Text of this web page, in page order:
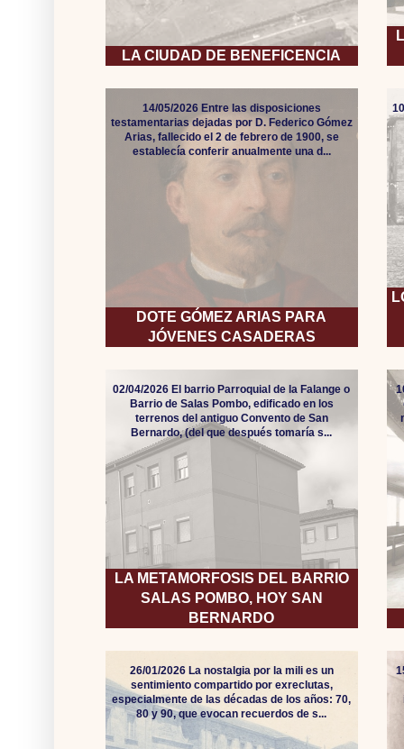
LA CIUDAD DE BENEFICENCIA
DOTE GÓMEZ ARIAS PARA
JÓVENES CASADERAS
14/05/2026 Entre las disposiciones
testamentarias dejadas por D. Federico Gómez
Arias, fallecido el 2 de febrero de 1900, se
establecía conferir anualmente una d...
LA METAMORFOSIS DEL BARRIO
SALAS POMBO, HOY SAN
BERNARDO
02/04/2026 El barrio Parroquial de la Falange o
Barrio de Salas Pombo, edificado en los
terrenos del antiguo Convento de San
Bernardo, (del que después tomaría s...
26/01/2026 La nostalgia por la mili es un
sentimiento compartido por exreclutas,
especialmente de las décadas de los años: 70,
80 y 90, que evocan recuerdos de s...